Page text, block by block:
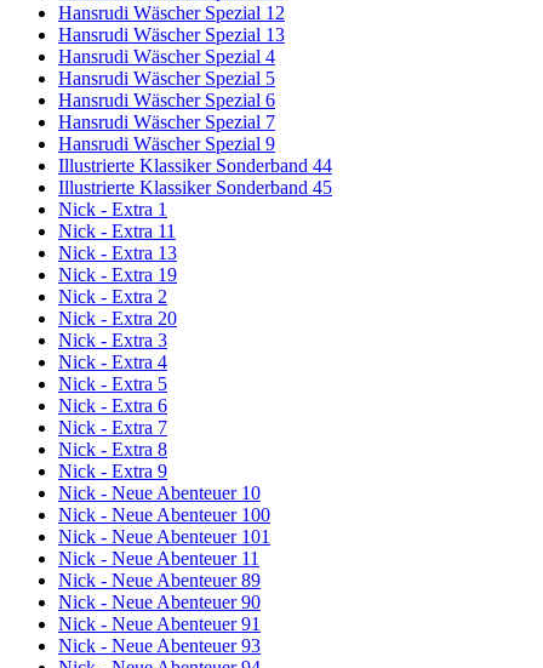
Hansrudi Wäscher Spezial 12
Hansrudi Wäscher Spezial 13
Hansrudi Wäscher Spezial 4
Hansrudi Wäscher Spezial 5
Hansrudi Wäscher Spezial 6
Hansrudi Wäscher Spezial 7
Hansrudi Wäscher Spezial 9
Illustrierte Klassiker Sonderband 44
Illustrierte Klassiker Sonderband 45
Nick - Extra 1
Nick - Extra 11
Nick - Extra 13
Nick - Extra 19
Nick - Extra 2
Nick - Extra 20
Nick - Extra 3
Nick - Extra 4
Nick - Extra 5
Nick - Extra 6
Nick - Extra 7
Nick - Extra 8
Nick - Extra 9
Nick - Neue Abenteuer 10
Nick - Neue Abenteuer 100
Nick - Neue Abenteuer 101
Nick - Neue Abenteuer 11
Nick - Neue Abenteuer 89
Nick - Neue Abenteuer 90
Nick - Neue Abenteuer 91
Nick - Neue Abenteuer 93